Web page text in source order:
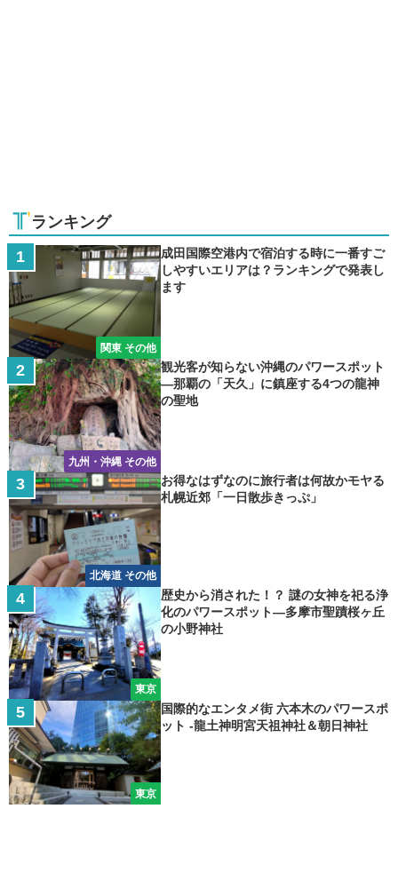
ランキング
関東 その他
成田国際空港内で宿泊する時に一番すご
しやすいエリアは？ランキングで発表し
ます
九州・沖縄 その他
観光客が知らない沖縄のパワースポット
―那覇の「天久」に鎮座する4つの龍神
の聖地
北海道 その他
お得なはずなのに旅行者は何故かモヤる
札幌近郊「一日散歩きっぷ」
東京
歴史から消された！？ 謎の女神を祀る浄
化のパワースポット―多摩市聖蹟桜ヶ丘
の小野神社
東京
国際的なエンタメ街 六本木のパワースポ
ット -龍土神明宮天祖神社＆朝日神社